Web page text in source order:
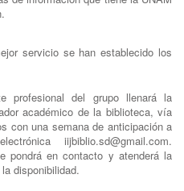
servicio se han establecido los
profesional del grupo llenará la
académico de la biblioteca, vía
con una semana de anticipación a
iijbiblio.sd@gmail.com.
pondrá en contacto y atenderá la
disponibilidad.